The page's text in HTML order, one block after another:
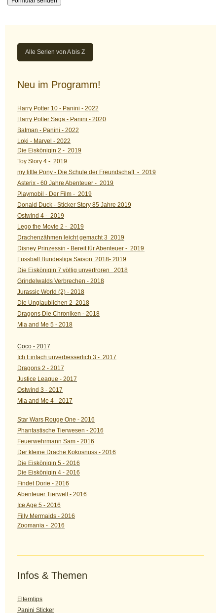
Alle Serien von A bis Z
Neu im Programm!
Harry Potter 10 - Panini - 2022
Harry Potter Saga - Panini - 2020
Batman - Panini - 2022
Loki - Marvel - 2022
Die Eiskönigin 2 - 2019
Toy Story 4 - 2019
my little Pony - Die Schule der Freundschaft - 2019
Asterix - 60 Jahre Abenteuer - 2019
Playmobil - Der Film - 2019
Donald Duck - Sticker Story 85 Jahre 2019
Ostwind 4 - 2019
Lego the Movie 2 - 2019
Drachenzähmen leicht gemacht 3 2019
Disney Prinzessin - Bereit für Abenteuer - 2019
Fussball Bundesliga Saison 2018- 2019
Die Eiskönigin 7 völlig unverfroren 2018
Grindelwalds Verbrechen - 2018
Jurassic World (2) - 2018
Die Unglaublichen 2 2018
Dragons Die Chroniken - 2018
Mia and Me 5 - 2018
Coco - 2017
Ich Einfach unverbesserlich 3 - 2017
Dragons 2 - 2017
Justice League - 2017
Ostwind 3 - 2017
Mia and Me 4 - 2017
Star Wars Rouge One - 2016
Phantastische Tierwesen - 2016
Feuerwehrmann Sam - 2016
Der kleine Drache Kokosnuss - 2016
Die Eiskönigin 5 - 2016
Die Eiskönigin 4 - 2016
Findet Dorie - 2016
Abenteuer Tierwelt - 2016
Ice Age 5 - 2016
Filly Mermaids - 2016
Zoomania - 2016
Infos & Themen
Elterntips
Panini Sticker